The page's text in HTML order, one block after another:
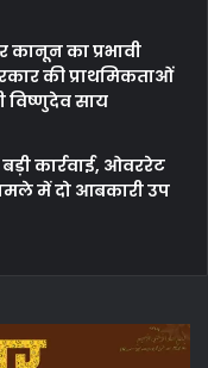
का प्रभावी
की प्राथमिकताओं
विष्णुदेव साय
कार्रवाई, ओवररेट
में दो आबकारी उप